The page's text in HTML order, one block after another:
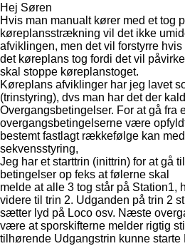
Hej Søren
Hvis man manualt kører med et tog
køreplansstrækning vil det ikke
afviklingen, men det vil forstyrre
det køreplans tog fordi det vil
skal stoppe køreplanstoget.
Køreplans afviklinger har jeg lavet
(trinstyring), dvs man har det der
Overgangsbetingelser. For at gå fra
overgangsbetingelserne være
bestemt fastlagt rækkefølge kan
sekvensstyring,
Jeg har et starttrin (inittrin) for at gå
betingelser op feks at følerne skal
melde at alle 3 tog står på Station1,
videre til trin 2. Udganden på trin 2
sætter lyd på Loco osv. Næste
være at sporskifterne melder rigtig
tilhørende Udgangstrin kunne starte